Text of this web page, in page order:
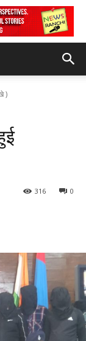
)
0
316